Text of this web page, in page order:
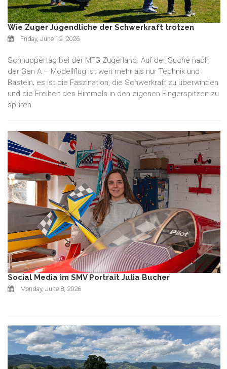
Wie Zuger Jugendliche der Schwerkraft trotzen
Friday, June 12, 2026
Schnuppertag bei der MFG Zugerland. Auf der Suche nach
der Gen A – Modellflug ist weit mehr als nur Technik und
Basteln; es ist die Faszination, die Schwerkraft zu überwinden
und die Freiheit des Himmels in den eigenen Fingerspitzen zu
spüren.
Social Media im SMV Portrait Julia Bucher
Monday, June 8, 2026